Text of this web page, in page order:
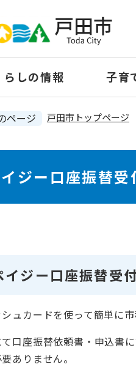
らしの情報 子育
ページ 戸田市トップページ
ジー口座振替受
イジー口座振替受
ュカードを使って簡単に
口座振替依頼書・申込書
ありません。